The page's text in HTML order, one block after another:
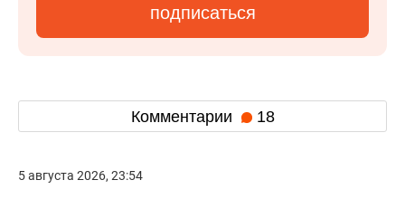
подписаться
Комментарии 18
5 августа 2026, 23:54